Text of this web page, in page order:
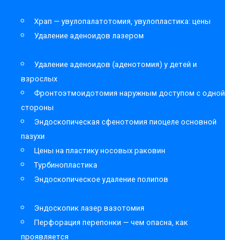
Храп — увулопалатотомия, увулопластика: цены
Удаление аденоидов лазером
Удаление аденоидов (аденотомия) у детей и
взрослых
Фронтоэтмоидотомия наружным доступом с одной
стороны
Эндоскопическая сфенотомия пиоцеле основной
пазухи
Цены на пластику носовых раковин
Турбинопластика
Эндоскопическое удаление полипов
Эндоскопик лазер вазотомия
Перфорация перепонки — чем опасна, как
проявляется